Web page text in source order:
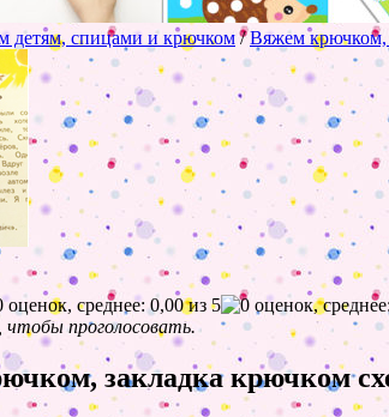
детям, спицами и крючком/Вяжем
проголосовать.
закладка крючком